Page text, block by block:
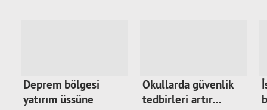
Deprem bölgesi
yatırım üssüne
Okullarda güvenlik
tedbirleri artır…